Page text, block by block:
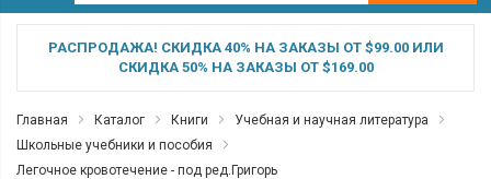
РАСПРОДАЖА! СКИДКА 40% НА ЗАКАЗЫ ОТ $99.00 ИЛИ
СКИДКА 50% НА ЗАКАЗЫ ОТ $169.00
Главная Каталог Книги
Учебная и научная литература
Школьные учебники и пособия
Легочное кровотечение - под ред.Григорь